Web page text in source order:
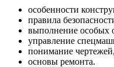
особенности
правила
выполнение особых
управление
понимание
основы ремонта.